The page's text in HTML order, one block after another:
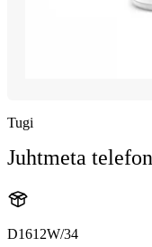
Tugi
Juhtmeta telefon
D1612W/34